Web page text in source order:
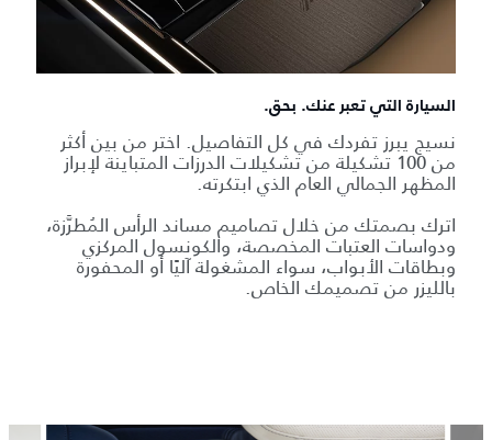
السيارة التي تعبر عنك. بحق.
نسيج يبرز تفردك في كل التفاصيل. اختر من بين أكثر
من 100 تشكيلة من تشكيلات الدرزات المتباينة لإبراز
المظهر الجمالي العام الذي ابتكرته.
اترك بصمتك من خلال تصاميم مساند الرأس المُطرَّزة،
ودواسات العتبات المخصصة، والكونسول المركزي
وبطاقات الأبواب، سواء المشغولة آليًا أو المحفورة
بالليزر من تصميمك الخاص.